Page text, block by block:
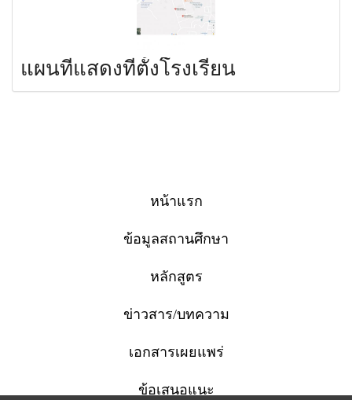
แผนที่แสดงที่ตั้งโรงเรียน
หน้าแรก
ข้อมูลสถานศึกษา
หลักสูตร
ข่าวสาร/บทความ
เอกสารเผยแพร่
ข้อเสนอแนะ